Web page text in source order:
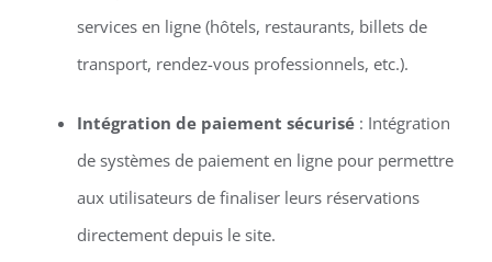
services en ligne (hôtels, restaurants, billets de
transport, rendez-vous professionnels, etc.).
Intégration de paiement sécurisé: Intégration
de systèmes de paiement en ligne pour permettre
aux utilisateurs de finaliser leurs réservations
directement depuis le site.